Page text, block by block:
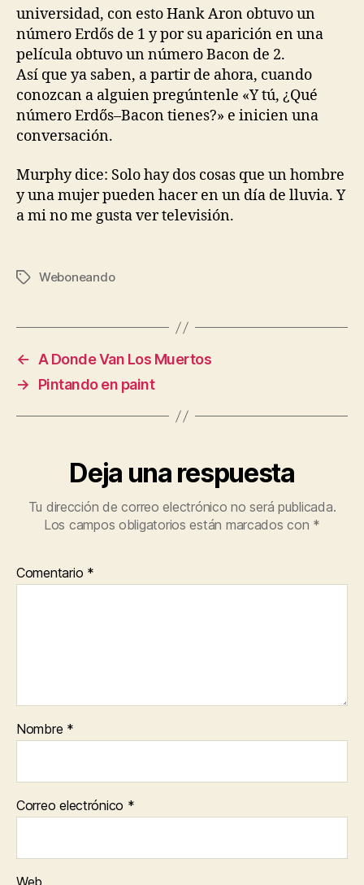
universidad, con esto Hank Aron obtuvo un
número Erdős de 1 y por su aparición en una
película obtuvo un número Bacon de 2.
Así que ya saben, a partir de ahora, cuando
conozcan a alguien pregúntenle «Y tú, ¿Qué
número Erdős–Bacon tienes?» e inicien una
conversación.
Murphy dice: Solo hay dos cosas que un hombre
y una mujer pueden hacer en un día de lluvia. Y
a mi no me gusta ver televisión.
Etiquetas
Weboneando
←
A Donde Van Los Muertos
→
Pintando en paint
Deja una respuesta
Tu dirección de correo electrónico no será publicada.
Los campos obligatorios están marcados con *
Comentario *
Nombre *
Correo electrónico *
Web